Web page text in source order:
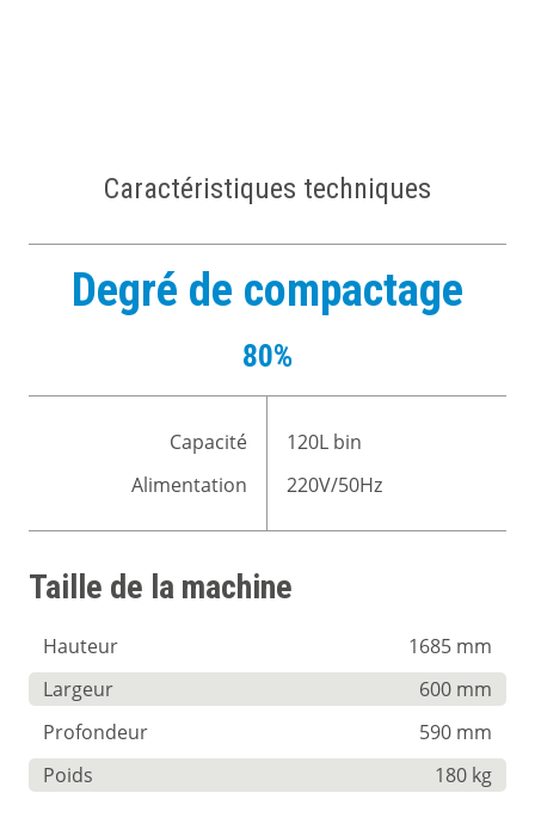
Caractéristiques techniques
Degré de compactage
80%
Capacité
Alimentation
120L bin
220V/50Hz
Taille de la machine
Hauteur
1685 mm
Largeur
600 mm
Profondeur
590 mm
Poids
180 kg